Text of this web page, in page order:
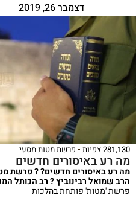
דצמבר 26, 2019
281,130 צפיות פרשת מטות מסעי
מה רע באיסורים חדשים
מה רע באיסורים חדשים? ? פרשת
הרב שמואל רבינוביץ ? רב הכותל
פרשת 'מטות' פותחת בהלכות